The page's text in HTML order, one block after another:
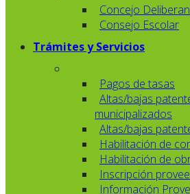
Concejo
Consejo Escolar
Trámites y Servicios
Pagos de tasas
Altas/bajas
municipalizados
Altas/bajas
Habilitación de
Habilitación de
Inscripción
Información